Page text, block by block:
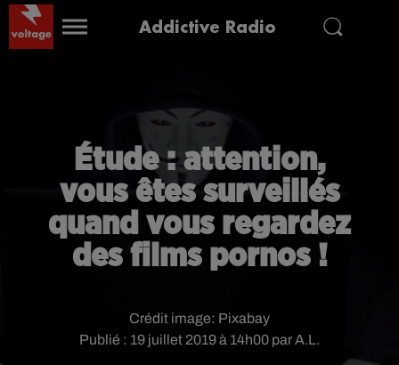
Addictive Radio
Étude : attention,
vous êtes surveillés
quand vous regardez
des films pornos !
Publié : 19 juillet 2019 à 14h00 par A.L.
Crédit image: Pixabay